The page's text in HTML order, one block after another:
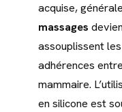
acquise,
massages
assouplissent
adhérences
mammaire.
en silicone est